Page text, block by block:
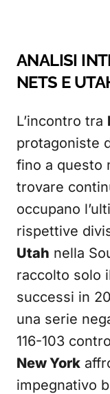
ANALISI
NETS E
L’incontro tra
protagoniste
fino a questo
trovare
occupano
rispettive
Utah nella
raccolto solo
successi in
una serie
116-103 contro
New York
impegnativo